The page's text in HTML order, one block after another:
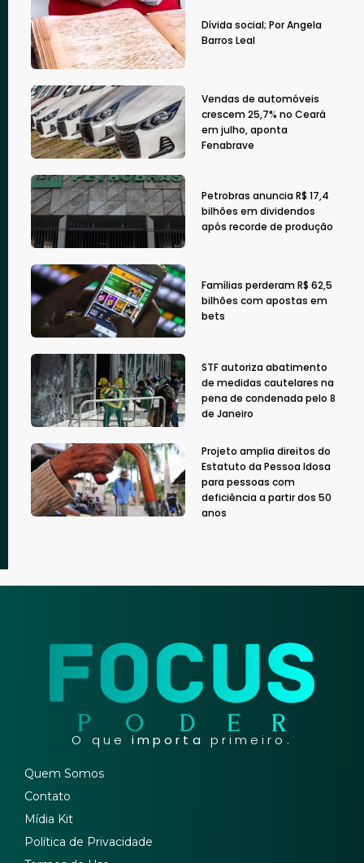
Dívida social; Por Angela
Barros Leal
Vendas de automóveis
crescem 25,7% no Ceará
em julho, aponta
Fenabrave
Petrobras anuncia R$ 17,4
bilhões em dividendos
após recorde de produção
Famílias perderam R$ 62,5
bilhões com apostas em
bets
STF autoriza abatimento
de medidas cautelares na
pena de condenada pelo 8
de Janeiro
Projeto amplia direitos do
Estatuto da Pessoa Idosa
para pessoas com
deficiência a partir dos 50
anos
O que importa primeiro.
Quem Somos
Contato
Mídia Kit
Política de Privacidade